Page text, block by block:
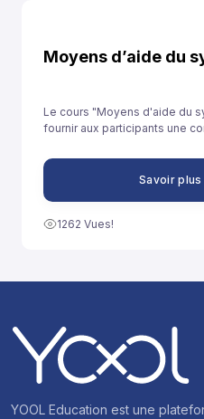
Moyens d’aide du
Le cours "Moyens d'aide du
fournir aux participants une
pour renforcer le système
Savoir
1262 Vues!
YOOL Education est une